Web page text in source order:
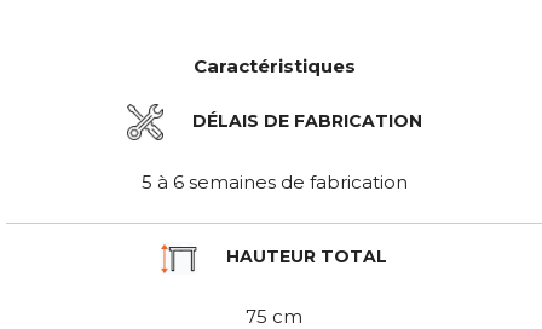
Caractéristiques
DÉLAIS DE FABRICATION
5 à 6 semaines de fabrication
HAUTEUR TOTAL
75 cm